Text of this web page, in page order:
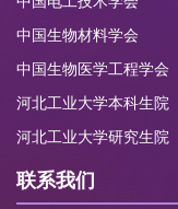
中国生物材料学会
中国生物医学工程学会
河北工业大学本科生院
河北工业大学研究生院
联系我们